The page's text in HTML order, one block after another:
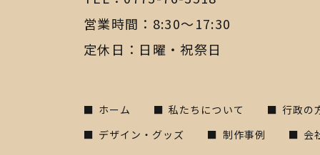
営業時間：8:30〜17:30
定休日：日曜・祝祭日
ホーム 私たちについて
行政の
デザイン・グッズ
制作事例
会